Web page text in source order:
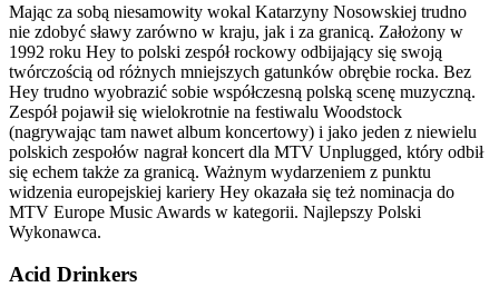
Mając za sobą niesamowity wokal Katarzyny Nosowskiej trudno
nie zdobyć sławy zarówno w kraju, jak i za granicą. Założony w
1992 roku Hey to polski zespół rockowy odbijający się swoją
twórczością od różnych mniejszych gatunków obrębie rocka. Bez
Hey trudno wyobrazić sobie współczesną polską scenę muzyczną.
Zespół pojawił się wielokrotnie na festiwalu Woodstock
(nagrywając tam nawet album koncertowy) i jako jeden z niewielu
polskich zespołów nagrał koncert dla MTV Unplugged, który odbił
się echem także za granicą. Ważnym wydarzeniem z punktu
widzenia europejskiej kariery Hey okazała się też nominacja do
MTV Europe Music Awards w kategorii. Najlepszy Polski
Wykonawca.
Acid Drinkers